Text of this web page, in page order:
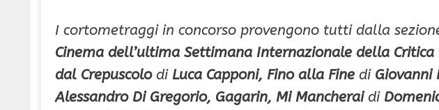
I cortometraggi in concorso provengono tutti dalla
Cinema dell’ultima Settimana Internazionale della Critica
dal Crepuscolodi Luca Capponi, Fino alla Fine di Giovanni
Alessandro Di Gregorio, Gagarin, Mi Mancheraidi